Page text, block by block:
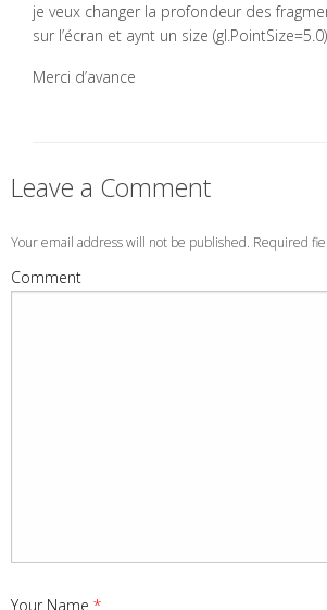
je veux changer la profondeur des
sur l’écran et aynt un size
Merci d’avance
Leave a Comment
Your email address will not be published. Required
Comment
Your Name *